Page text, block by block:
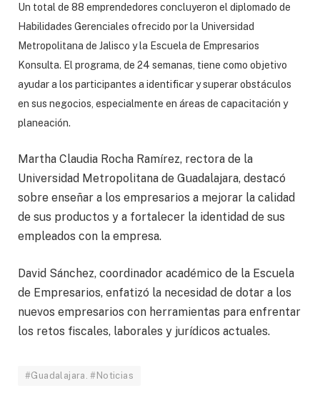
Un total de 88 emprendedores concluyeron el diplomado de
Habilidades Gerenciales ofrecido por la Universidad
Metropolitana de Jalisco y la Escuela de Empresarios
Konsulta. El programa, de 24 semanas, tiene como objetivo
ayudar a los participantes a identificar y superar obstáculos
en sus negocios, especialmente en áreas de capacitación y
planeación.
Martha Claudia Rocha Ramírez, rectora de la
Universidad Metropolitana de Guadalajara, destacó
sobre enseñar a los empresarios a mejorar la calidad
de sus productos y a fortalecer la identidad de sus
empleados con la empresa.
David Sánchez, coordinador académico de la Escuela
de Empresarios, enfatizó la necesidad de dotar a los
nuevos empresarios con herramientas para enfrentar
los retos fiscales, laborales y jurídicos actuales.
#Guadalajara. #Noticias